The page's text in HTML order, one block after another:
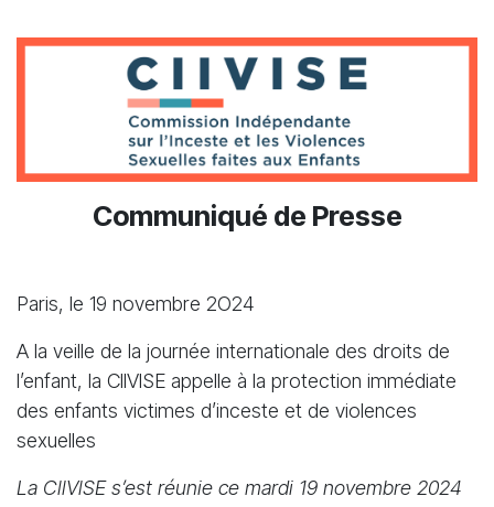
Communiqué de Presse
Paris, le 19 novembre 2O24
A la veille de la journée internationale des droits de
l’enfant, la CllVlSE appelle à la protection immédiate
des enfants victimes d’inceste et de violences
sexuelles
La CllVlSE s’est réunie ce mardi 19 novembre 2024